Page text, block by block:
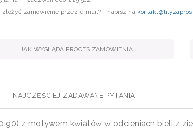
złożyć zamówienie przez e-mail? - napisz na
JAK WYGLĄDA PROCES ZAMÓWIENIA
NAJCZĘŚCIEJ ZADAWANE PYTANIA
z motywem kwiatów w odcieniach bieli z